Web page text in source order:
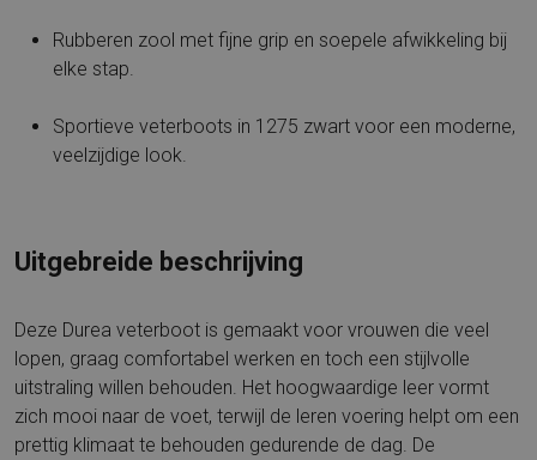
Rubberen zool met fijne grip en soepele afwikkeling bij
elke stap.
Sportieve veterboots in 1275 zwart voor een moderne,
veelzijdige look.
Uitgebreide beschrijving
Deze Durea veterboot is gemaakt voor vrouwen die veel
lopen, graag comfortabel werken en toch een stijlvolle
uitstraling willen behouden. Het hoogwaardige leer vormt
zich mooi naar de voet, terwijl de leren voering helpt om een
prettig klimaat te behouden gedurende de dag. De